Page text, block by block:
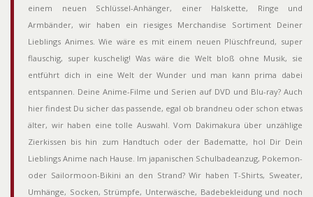
einem neuen Schlüssel-Anhänger, einer Halskette, Ringe und
Armbänder, wir haben ein riesiges Merchandise Sortiment Deiner
Lieblings Animes. Wie wäre es mit einem neuen Plüschfreund, super
flauschig, super kuschelig! Was wäre die Welt bloß ohne Musik, sie
entführt dich in eine Welt der Wunder und man kann prima dabei
entspannen. Deine Anime-Filme und Serien auf DVD und Blu-ray? Auch
hier findest Du sicher das passende, egal ob brandneu oder schon etwas
älter, wir haben eine tolle Auswahl. Vom Dakimakura über unzählige
Zierkissen bis hin zum Handtuch oder der Badematte, hol Dir Dein
Lieblings Anime nach Hause. Im japanischen Schulbadeanzug, Pokemon-
oder Sailormoon-Bikini an den Strand? Wir haben T-Shirts, Sweater,
Umhänge, Socken, Strümpfe, Unterwäsche, Badebekleidung und noch